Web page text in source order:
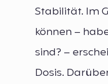
Stabilität. Im
können –
sind? –
Dosis.